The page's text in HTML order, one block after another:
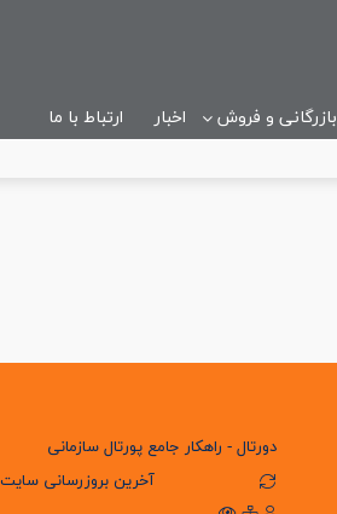
بازرگانی و فروش اخبار ارتباط با ما
دورتال - راهکار جامع پورتال سازمانی
آخرین بروزرسانی سایت : 1405/05/10